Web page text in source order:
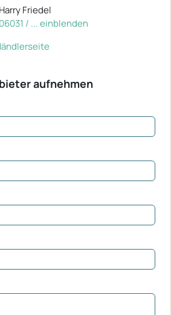
Friedel
06031 / ... einblenden
aufnehmen